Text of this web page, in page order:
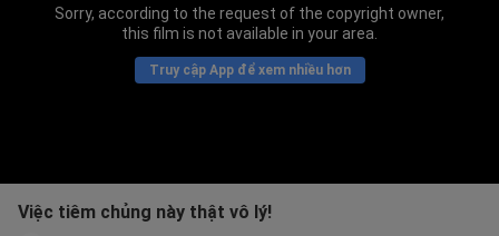
Sorry, according to the request of the copyright owner,
this film is not available in your area.
Truy cập App để xem nhiều hơn
Việc tiêm chủng này thật vô lý!
Bahasa Indonesia